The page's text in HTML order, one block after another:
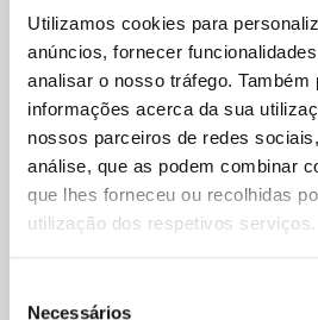
Utilizamos cookies para
anúncios, fornecer
analisar o nosso tráfego. Também
informações acerca da sua
nossos parceiros de redes
análise, que as podem combinar
que lhes forneceu ou recolhidas
utilização dos respetivos serviços.
Necessários